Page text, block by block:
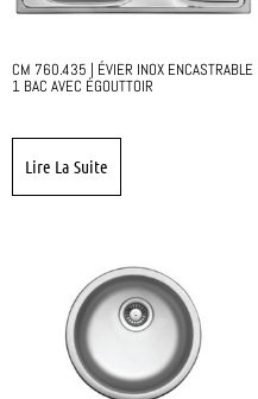
CM 760.435 | ÉVIER INOX ENCASTRABLE
1 BAC AVEC ÉGOUTTOIR
Lire La Suite